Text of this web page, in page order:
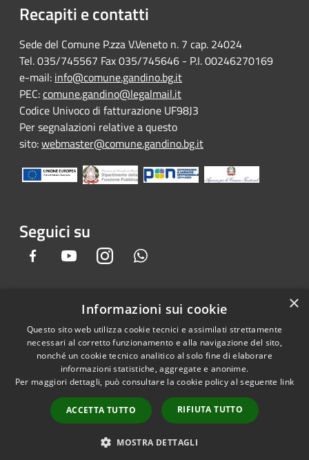
Recapiti e contatti
Sede del Comune P.zza V.Veneto n. 7 cap. 24024
Tel. 035/745567 Fax 035/745646 - P.I. 00246270169
e-mail: info@comune.gandino.bg.it
PEC:comune.gandino@legalmail.it
Codice Univoco di fatturazione UF98J3
Per segnalazioni relative a questo
sito:webmaster@comune.gandino.bg.it
Seguici su
Facebook YoutubeInstagram
Accessibilità
Privacy
Mappa del sito
Dichiarazione e Feedback
accessibilità sito e app
Gandino • Powered by
Municipium•Accesso
redazione
×
Informazioni sui cookie
Questo sito web utilizza cookie tecnici e assimilati strettamente
necessari al corretto funzionamento e alla navigazione del sito,
nonché un cookie tecnico analitico al solo fine di elaborare
informazioni statistiche, aggregate e anonime.
Per maggiori dettagli, può consultare la cookie policy al seguente link
ACCETTA TUTTO RIFIUTA TUTTO
MOSTRA DETTAGLI